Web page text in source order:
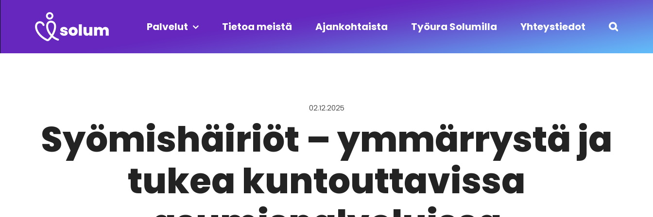
Palvelut Tietoa meistä Ajankohtaista Työura Solumilla Yhteystiedot
02.12.2025
Syömishäiriöt – ymmärrystä ja
tukea kuntouttavissa